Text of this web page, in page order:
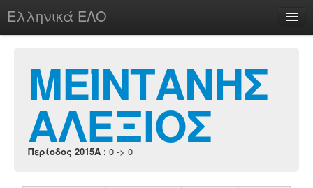
Ελληνικά ΕΛΟ
chesstu.be @ discord
Login
ΜΕΪΝΤΑΝΗΣ
ΑΛΕΞΙΟΣ
Περίοδος 2015A : 0 -> 0